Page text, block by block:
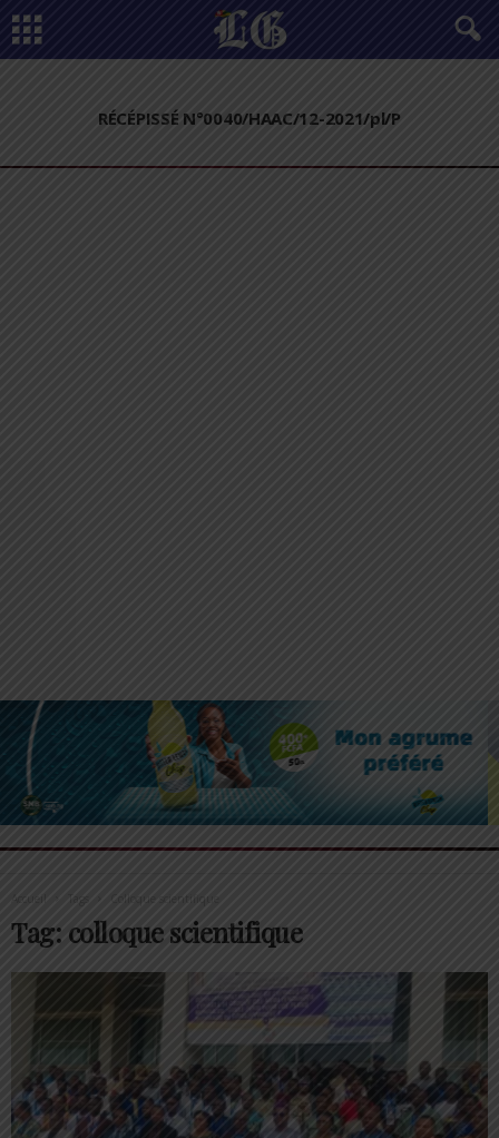
RÉCÉPISSÉ N°0040/HAAC/12-2021/pl/P
Tags Colloque scientifique
Tag: colloque scientifique